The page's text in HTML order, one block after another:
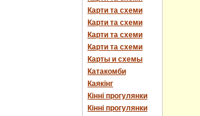
Карти та схеми
Карти та схеми
Карти та схеми
Карти та схеми
Карты и схемы
Катакомби
Каякінг
Кінні прогулянки
Кінні прогулянки